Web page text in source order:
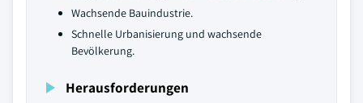
Wachsende Bauindustrie.
Schnelle Urbanisierung und wachsende
Bevölkerung.
Herausforderungen